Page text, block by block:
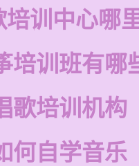
训中心哪
培训班有哪
歌培训机构
何自学音乐